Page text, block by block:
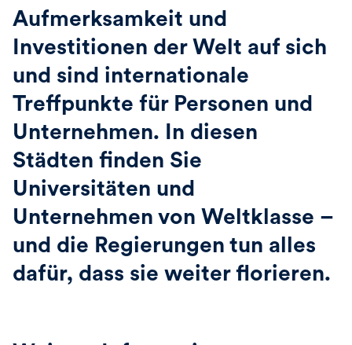
Aufmerksamkeit und
Investitionen der Welt auf sich
und sind internationale
Treffpunkte für Personen und
Unternehmen. In diesen
Städten finden Sie
Universitäten und
Unternehmen von Weltklasse –
und die Regierungen tun alles
dafür, dass sie weiter florieren.